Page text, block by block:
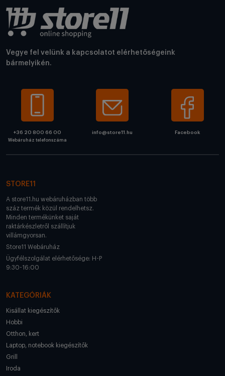
Vegye fel velünk a kapcsolatot elérhetőségeink
bármelyikén.
+36 20 800 66 00
Webáruház telefonszáma
info@store11.hu Facebook
STORE11
A store11.hu webáruházban több
száz termék közül rendelhetsz.
Minden termékünket saját
raktárkészletről szállítjuk
villámgyorsan.
Store11 Webáruház
Ügyfélszolgálat elérhetősége: H-P
9:30-16:00
KATEGÓRIÁK
Kisállat kiegészítők
Hobbi
Otthon, kert
Laptop, notebook kiegészítők
Grill
Iroda